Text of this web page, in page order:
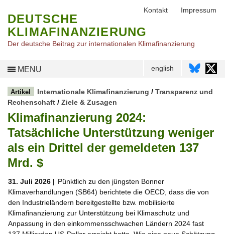
DEUTSCHE
KLIMAFINANZIERUNG
Der deutsche Beitrag zur internationalen Klimafinanzierung
MENU english
Artikel Internationale Klimafinanzierung / Transparenz und
Rechenschaft / Ziele & Zusagen
Klimafinanzierung 2024:
Tatsächliche Unterstützung weniger
als ein Drittel der gemeldeten 137
Mrd. $
31. Juli 2026 | Pünktlich zu den jüngsten Bonner
Klimaverhandlungen (SB64) berichtete die OECD, dass die von
den Industrieländern bereitgestellte bzw. mobilisierte
Klimafinanzierung zur Unterstützung bei Klimaschutz und
Anpassung in den einkommensschwachen Ländern 2024 fast
Kontakt Impressum